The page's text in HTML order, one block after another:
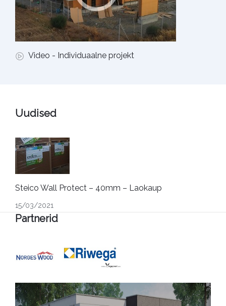
Video - Individuaalne projekt
Uudised
Steico Wall Protect – 40mm – Laokaup
15/03/2021
Partnerid